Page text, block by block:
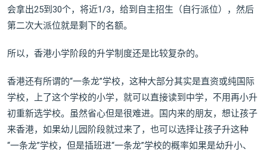
会拿出25到30个，将近1/3，给到自主招生（自行派位），然后
第二次大派位就是剩下的名额。
所以，香港小学阶段的升学制度还是比较复杂的。
香港还有所谓的“一条龙”学校，这种大部分其实是直资或纯国际
学校，上了这个学校的小学，就可以直接读到中学，不用再小升
初重新选学校。虽然省心但是很难进。国内来的朋友，想让孩子
来香港，如果幼儿园阶段就过来了，也可以选择让孩子升这种
“一条龙”学校，但是插班进“一条龙”学校的概率如果是幼升小、